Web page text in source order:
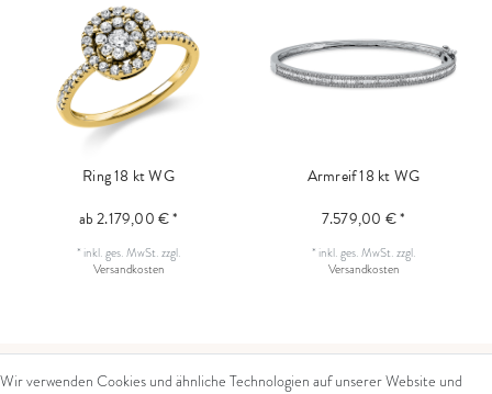
Ring 18 kt WG
ab 2.179,00 € *
* inkl. ges. MwSt.zzgl.
Versandkosten
Armreif 18 kt WG
7.579,00 € *
* inkl. ges. MwSt.zzgl.
Versandkosten
Wir verwenden Cookies und ähnliche Technologien auf unserer Website und